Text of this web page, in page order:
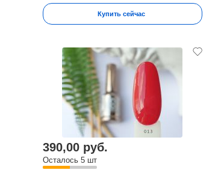
Купить сейчас
390,00 руб.
Осталось 5 шт